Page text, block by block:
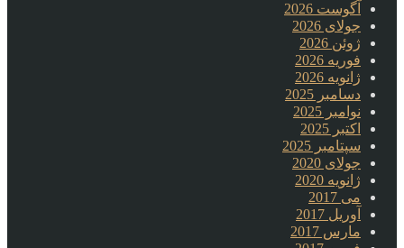
آگوست 2026
جولای 2026
ژوئن 2026
فوریه 2026
ژانویه 2026
دسامبر 2025
نوامبر 2025
اکتبر 2025
سپتامبر 2025
جولای 2020
ژانویه 2020
می 2017
آوریل 2017
مارس 2017